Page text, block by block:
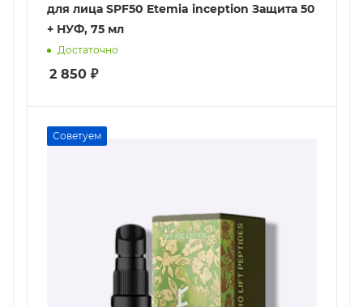
для лица SPF50 Etemia inception Защита 50
+ НУФ, 75 мл
Достаточно
2 850 ₽
Советуем